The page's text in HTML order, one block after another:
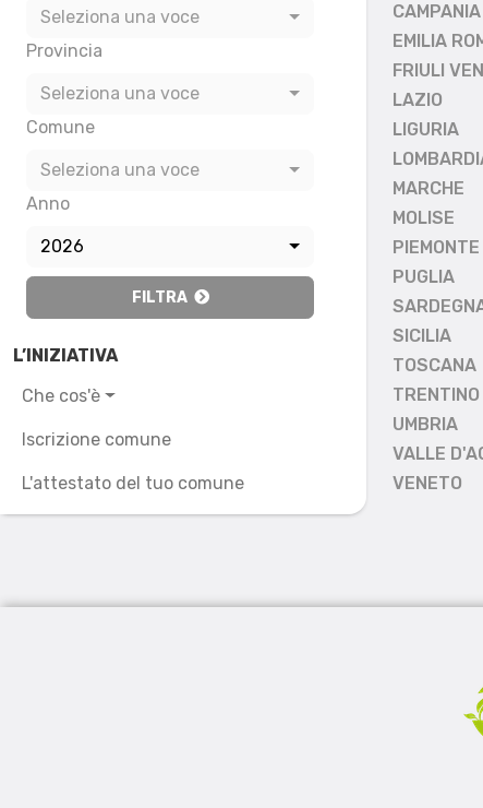
Seleziona una voce
Provincia
Seleziona una voce
Comune
Seleziona una voce
Anno
2026
FILTRA
L’INIZIATIVA
Che cos'è
Iscrizione comune
L'attestato del tuo comune
CAMPANIA
EMILIA
FRIULI
LAZIO
LIGURIA
MARCHE
MOLISE
PIEMONTE
PUGLIA
SICILIA
TOSCANA
UMBRIA
VALLE
VENETO